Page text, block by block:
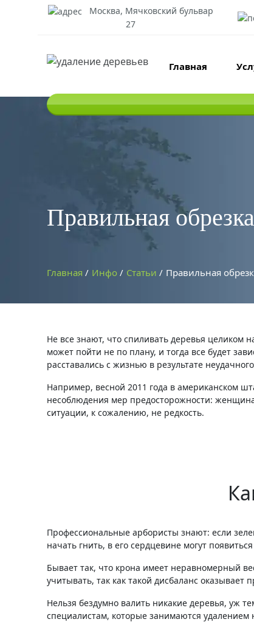
Москва, Мячковский бульвар
27
Главная
Правильная
Главная Инфо Статьи Правильная
Не все знают, что спиливать деревья целиком
может пойти не по плану, и тогда все будет
расставались с жизнью в результате
Например, весной 2011 года в американском
несоблюдения мер предосторожности:
ситуации, к сожалению, не редкость.
Профессиональные арбористы знают: если
начать гнить, в его сердцевине могут
Бывает так, что крона имеет неравномерный
учитывать, так как такой дисбаланс
Нельзя бездумно валить никакие деревья, уж
специалистам, которые занимаются